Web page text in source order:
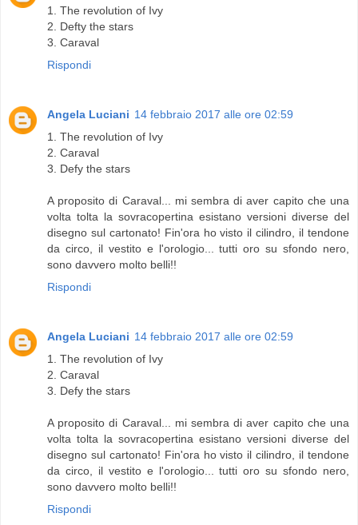
1. The revolution of Ivy
2. Defty the stars
3. Caraval
Rispondi
Angela Luciani 14 febbraio 2017 alle ore 02:59
1. The revolution of Ivy
2. Caraval
3. Defy the stars
A proposito di Caraval... mi sembra di aver capito che una
volta tolta la sovracopertina esistano versioni diverse del
disegno sul cartonato! Fin'ora ho visto il cilindro, il tendone
da circo, il vestito e l'orologio... tutti oro su sfondo nero,
sono davvero molto belli!!
Rispondi
Angela Luciani 14 febbraio 2017 alle ore 02:59
1. The revolution of Ivy
2. Caraval
3. Defy the stars
A proposito di Caraval... mi sembra di aver capito che una
volta tolta la sovracopertina esistano versioni diverse del
disegno sul cartonato! Fin'ora ho visto il cilindro, il tendone
da circo, il vestito e l'orologio... tutti oro su sfondo nero,
sono davvero molto belli!!
Rispondi